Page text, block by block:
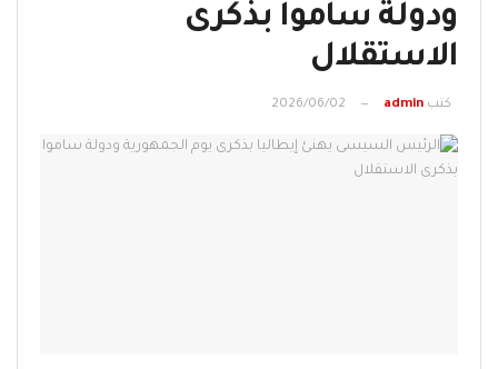
ودولة ساموا بذكرى
الاستقلال
كتب admin
2026/06/02